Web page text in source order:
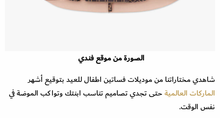
الصورة من موقع فندي
شاهدي مختاراتنا من موديلات فساتين اطفال للعيد بتوقيع أشهر
الماركات العالميةحتى تجدي تصاميم تناسب ابنتك وتواكب الموضة في
نفس الوقت.